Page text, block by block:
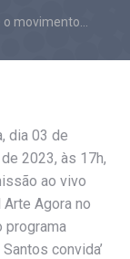
movimento…
dia 03 de
2023, às 17h,
ao vivo
Arte Agora no
programa
Santos convida’